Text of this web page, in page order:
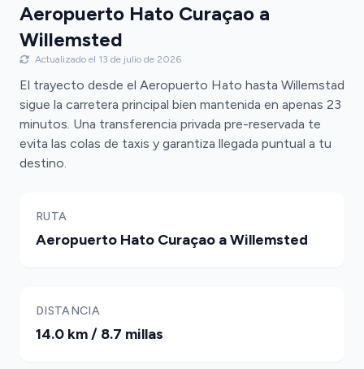
Aeropuerto Hato Curaçao a
Willemsted
Actualizado el 13 de julio de 2026
El trayecto desde el Aeropuerto Hato hasta Willemstad
sigue la carretera principal bien mantenida en apenas 23
minutos. Una transferencia privada pre-reservada te
evita las colas de taxis y garantiza llegada puntual a tu
destino.
RUTA
Aeropuerto Hato Curaçao a Willemsted
DISTANCIA
14.0 km / 8.7 millas